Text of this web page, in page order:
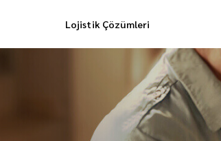
Lojistik Çözümleri
Dropship Teslimatı